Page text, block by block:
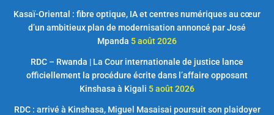
Kasaï-Oriental : fibre optique, IA et centres numériques au cœur
d’un ambitieux plan de modernisation annoncé par José
Mpanda 5 août 2026
RDC – Rwanda | La Cour internationale de justice lance
officiellement la procédure écrite dans l’affaire opposant
Kinshasa à Kigali 5 août 2026
RDC : arrivé à Kinshasa, Miguel Masaisai poursuit son plaidoyer